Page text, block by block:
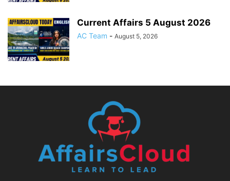
Current Affairs 5 August 2026
AC Team - August 5, 2026